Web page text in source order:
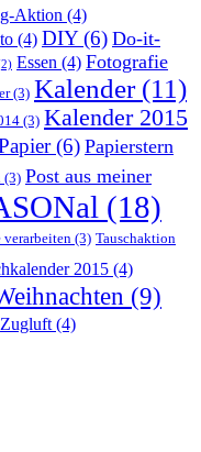
Aktion (4)
(4) DIY(6) Do-it-
Essen (4) Fotografie
(3) Kalender(11)
(3) Kalender 2015
(6) Papierstern
(3) Post aus meiner
(18)
verarbeiten (3) Tauschaktion
2015 (4)
(9)
Zugluft (4)